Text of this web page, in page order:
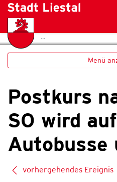
zur Startseite
Direkt zur Hauptnavigation
Direkt zum Inhalt
Direkt zur Suche
Direkt zum
Liestal
Home Geschichte
Menü
Postkurs
SO wird auf
Autobusse
vorhergehendes Ereignis